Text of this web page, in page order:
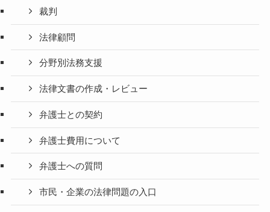
裁判
法律顧問
分野別法務支援
法律文書の作成・レビュー
弁護士との契約
弁護士費用について
弁護士への質問
市民・企業の法律問題の入口